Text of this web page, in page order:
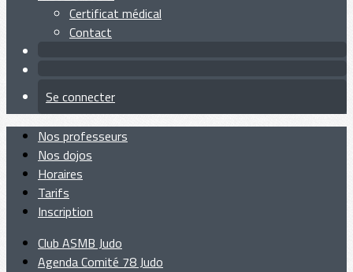
Certificat médical
Contact
Se connecter
Nos professeurs
Nos dojos
Horaires
Tarifs
Inscription
Club ASMB Judo
Agenda Comité 78 Judo